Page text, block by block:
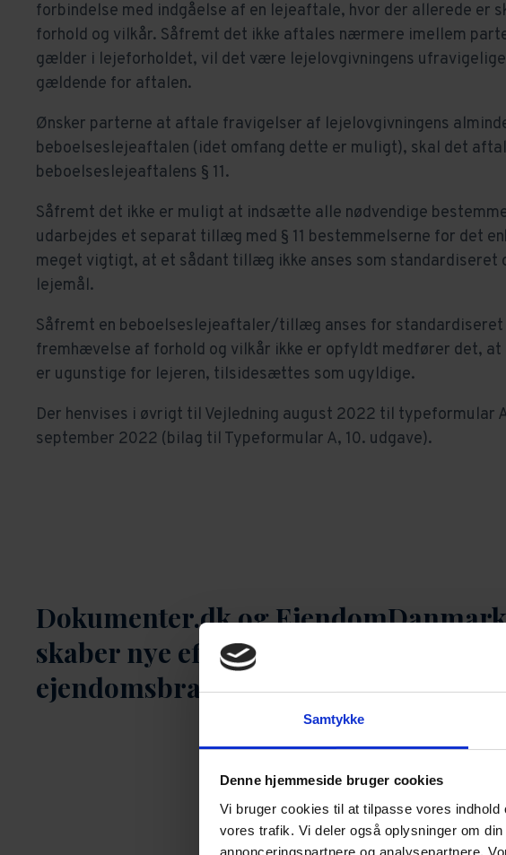
Samtykke
Denne hjemmeside bruger cookies
Vi bruger cookies til at tilpasse vores
vores trafik. Vi deler også oplysninger om
annonceringspartnere og analysepartnere.
forbindelse med indgåelse af en lejeaftale, hvor der allerede er
forhold og vilkår. Såfremt det ikke aftales nærmere imellem
gælder i lejeforholdet, vil det være lejelovgivningens
gældende for aftalen.
Ønsker parterne at aftale fravigelser af lejelovgivningens
beboelseslejeaftalen (idet omfang dette er muligt), skal det
beboelseslejeaftalens § 11.
Såfremt det ikke er muligt at indsætte alle nødvendige
udarbejdes et separat tillæg med § 11 bestemmelserne for det
meget vigtigt, at et sådant tillæg ikke anses som standardiseret
lejemål.
Såfremt en beboelseslejeaftaler/tillæg anses for
fremhævelse af forhold og vilkår ikke er opfyldt medfører det, at
er ugunstige for lejeren, tilsidesættes som ugyldige.
Der henvises i øvrigt til Vejledning august 2022 til typeformular
september 2022 (bilag til Typeformular A, 10. udgave).
Dokumenter.dk og EjendomDanmark
skaber nye effektive muligheder
ejendomsbranchen